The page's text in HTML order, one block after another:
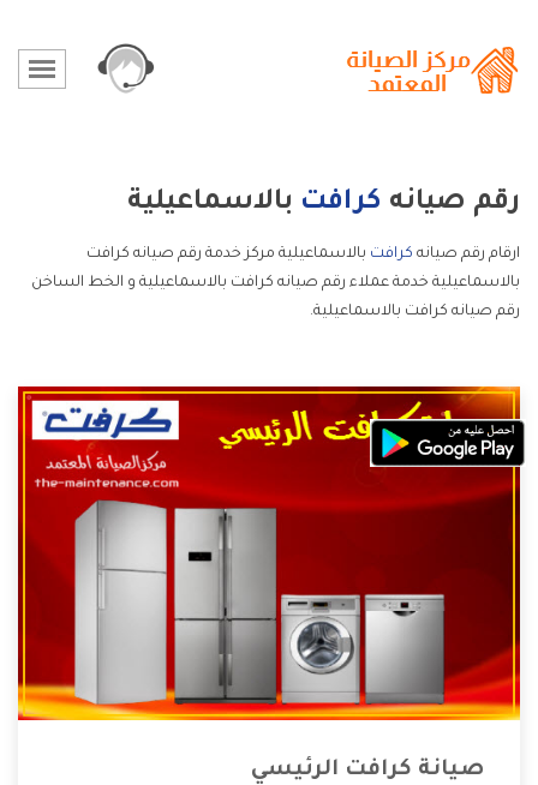
رقم صيانه كرافت بالاسماعيلية
ارقام رقم صيانه كرافت بالاسماعيلية مركز خدمة رقم صيانه كرافت
بالاسماعيلية خدمة عملاء رقم صيانه كرافت بالاسماعيلية و الخط الساخن
رقم صيانه كرافت بالاسماعيلية.
صيانة كرافت الرئيسي